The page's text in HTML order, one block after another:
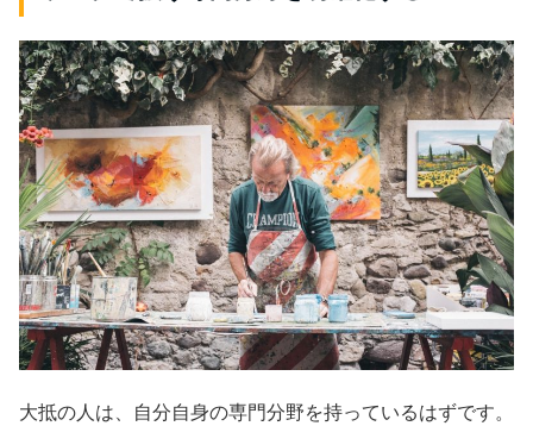
大抵の人は、自分自身の専門分野を持っているはずです。